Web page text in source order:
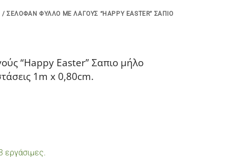
/ ΣΕΛΟΦΆΝ ΦΎΛΛΟ ΜΕ ΛΑΓΟΎΣ “HAPPY EASTER” ΣΑΠΙΟ
“Happy Easter” Σαπιο μήλο
1m x 0,80cm.
εργάσιμες.